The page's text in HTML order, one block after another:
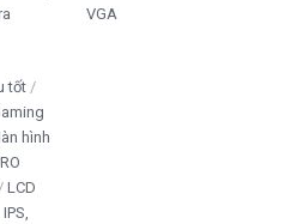
tốt
hình
LCD
VGA